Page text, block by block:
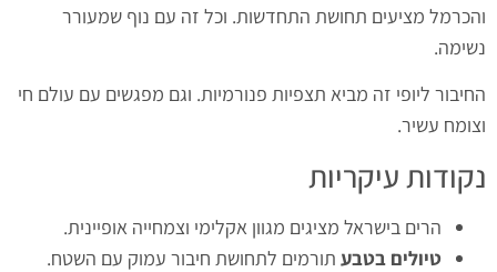
והכרמל מציעים תחושת התחדשות. וכל זה עם נוף שמעורר
נשימה.
החיבור ליופי זה מביא תצפיות פנורמיות. וגם מפגשים עם עולם חי
וצומח עשיר.
נקודות עיקריות
הרים בישראל מציגים מגוון אקלימי וצמחייה אופיינית.
טיולים בטבע תורמים לתחושת חיבור עמוק עם השטח.